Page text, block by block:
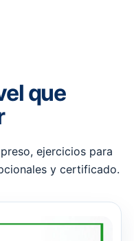
que
ejercicios para
y certificado.